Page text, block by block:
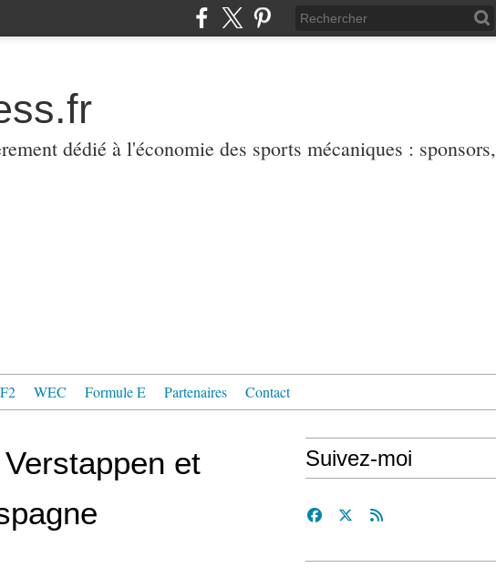
dédié à l'économie des sports mécaniques : sponsors,
F2 WEC Formule E Partenaires Contact
et
Suivez-moi